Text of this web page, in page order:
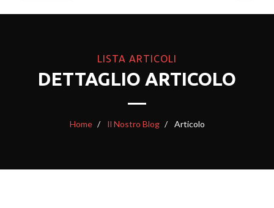
LISTA ARTICOLI
DETTAGLIO ARTICOLO
Home Il Nostro Blog Articolo